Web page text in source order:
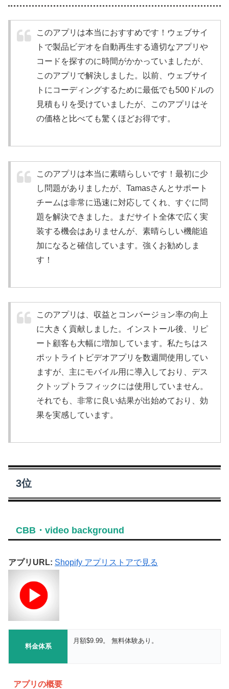
このアプリは本当におすすめです！ウェブサイ
トで製品ビデオを自動再生する適切なアプリや
コードを探すのに時間がかかっていましたが、
このアプリで解決しました。以前、ウェブサイ
トにコーディングするために最低でも500ドルの
見積もりを受けていましたが、このアプリはそ
の価格と比べても驚くほどお得です。
このアプリは本当に素晴らしいです！最初に少
し問題がありましたが、Tamasさんとサポート
チームは非常に迅速に対応してくれ、すぐに問
題を解決できました。まだサイト全体で広く実
装する機会はありませんが、素晴らしい機能追
加になると確信しています。強くお勧めしま
す！
このアプリは、収益とコンバージョン率の向上
に大きく貢献しました。インストール後、リピ
ート顧客も大幅に増加しています。私たちはス
ポットライトビデオアプリを数週間使用してい
ますが、主にモバイル用に導入しており、デス
クトップトラフィックには使用していません。
それでも、非常に良い結果が出始めており、効
果を実感しています。
3位
CBB・video background
アプリURL: Shopify アプリストアで見る
料金体系
月額$9.99。 無料体験あり。
アプリの概要